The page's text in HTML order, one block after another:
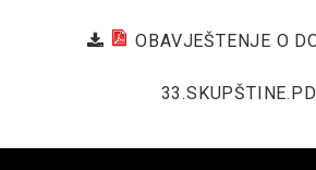
OBAVJEŠTENJE O